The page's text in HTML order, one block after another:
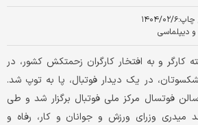
چاپ:۱۴۰۴/۰۲/۶
و دیپلماسی
کارگر و به افتخار کارگران زحمتکش کشور، در
در یک دیدار فوتبال، پا به توپ شد.
فوتسال مرکز ملی فوتبال برگزار شد و طی
میدری وزرای ورزش و جوانان و کار، رفاه و